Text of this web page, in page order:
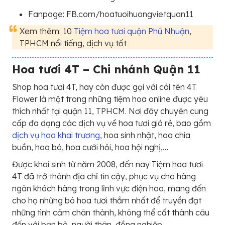
Fanpage: FB.com/hoatuoihuongvietquan11
Xem thêm: 10 Tiệm hoa tươi quận Phú Nhuận,
TPHCM nổi tiếng, dịch vụ tốt
Hoa tươi 4T – Chi nhánh Quận 11
Shop hoa tươi 4T, hay còn được gọi với cái tên 4T
Flower là một trong những tiệm hoa online được yêu
thích nhất tại quận 11, TPHCM. Nơi đây chuyên cung
cấp đa dạng các dịch vụ về hoa tươi giá rẻ, bao gồm
dịch vụ hoa khai trương, hoa sinh nhật, hoa chia
buồn, hoa bó, hoa cưới hỏi, hoa hội nghị,…
Được khai sinh từ năm 2008, đến nay Tiệm hoa tươi
4T đã trở thành địa chỉ tin cậy, phục vụ cho hàng
ngàn khách hàng trong lĩnh vực điện hoa, mang đến
cho họ những bó hoa tươi thắm nhất để truyền đạt
những tình cảm chân thành, không thể cất thành câu